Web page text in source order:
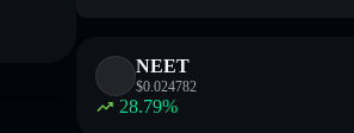
NEET
$0.024782
28.79%